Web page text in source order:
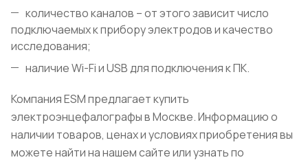
количество каналов – от этого зависит число
подключаемых к прибору электродов и качество
исследования;
наличие Wi-Fi и USB для подключения к ПК.
Компания ESM предлагает купить
электроэнцефалографы в Москве. Информацию о
наличии товаров, ценах и условиях приобретения вы
можете найти на нашем сайте или узнать по